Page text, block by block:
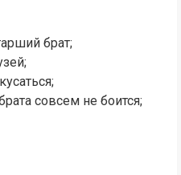
брат;
совсем не боится;